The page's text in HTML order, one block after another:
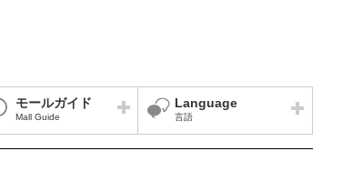
モールガイド
Mall Guide
Language
言語